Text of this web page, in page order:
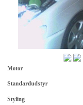
Motor
Standardudstyr
Styling